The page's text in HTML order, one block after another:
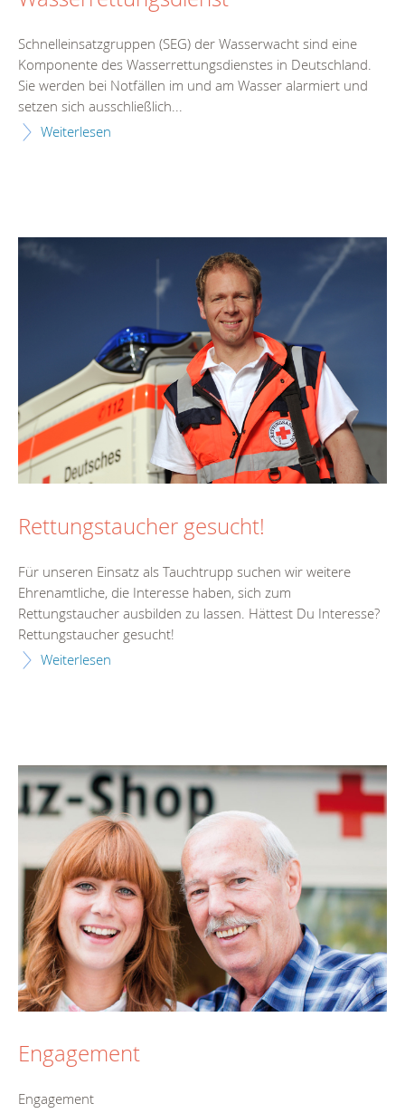
Schnelleinsatzgruppen (SEG) der Wasserwacht sind eine
Komponente des Wasserrettungsdienstes in Deutschland.
Sie werden bei Notfällen im und am Wasser alarmiert und
setzen sich ausschließlich...
Weiterlesen
Rettungstaucher gesucht!
Für unseren Einsatz als Tauchtrupp suchen wir weitere
Ehrenamtliche, die Interesse haben, sich zum
Rettungstaucher ausbilden zu lassen. Hättest Du Interesse?
Rettungstaucher gesucht!
Weiterlesen
Engagement
Engagement